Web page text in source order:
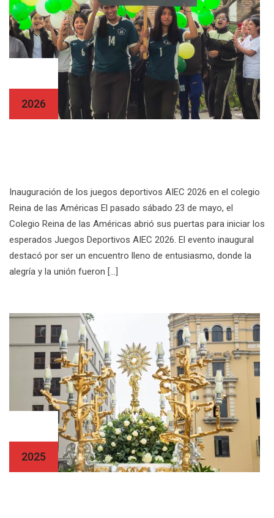
2026
Inauguración de los juegos deportivos AIEC 2026 en el colegio
Reina de las Américas El pasado sábado 23 de mayo, el
Colegio Reina de las Américas abrió sus puertas para iniciar los
esperados Juegos Deportivos AIEC 2026. El evento inaugural
destacó por ser un encuentro lleno de entusiasmo, donde la
alegría y la unión fueron […]
2025